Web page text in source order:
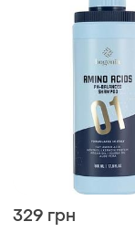
329 грн